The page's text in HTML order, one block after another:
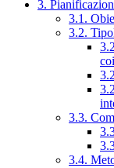
3.
3.1.
3.2.
3.3.
3.4.